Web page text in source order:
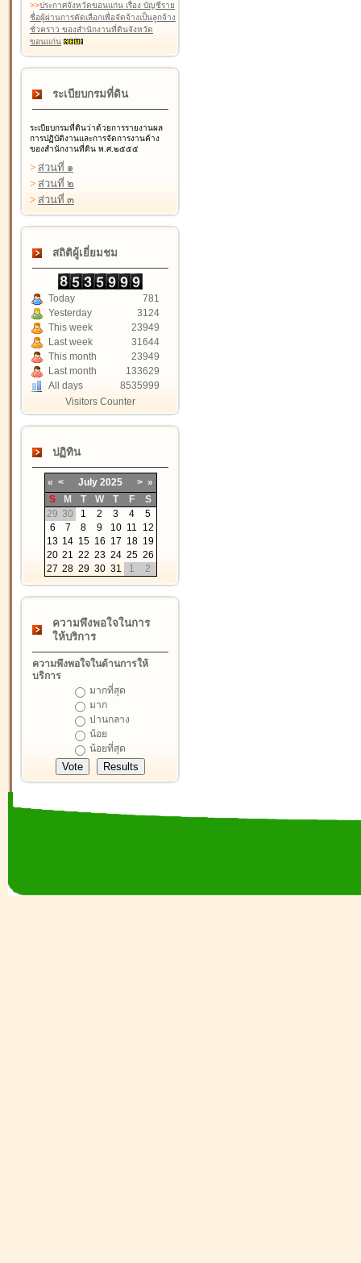
>>ประกาศจังหวัดขอนแก่น เรื่อง บัญชีราย
ชื่อผู้ผ่านการคัดเลือกเพื่อจัดจ้างเป็นลูกจ้าง
ชั่วคราว ของสำนักงานที่ดินจังหวัด
ขอนแก่น
ระเบียบกรมที่ดิน
ระเบียบกรมที่ดินว่าด้วยการรายงานผล
การปฏิบัติงานและการจัดการงานค้าง
ของสำนักงานที่ดิน พ.ศ.๒๕๕๕
> ส่วนที่ ๑
> ส่วนที่ ๒
> ส่วนที่ ๓
สถิติผู้เยี่ยมชม
Today
781
Yesterday
3124
This week
23949
Last week
31644
This month
23949
Last month
133629
All days
8535999
Visitors Counter
ปฏิทิน
« < July 2025 > »
S
M T W T F
S
29 30 1 2 3 4
5
6
7 8 9 10 11
12
13 14 15 16 17 18 19
20 21 22 23 24 25 26
27 28 29 30 31 1 2
ความพึงพอใจในการ
ให้บริการ
ความพึงพอใจในด้านการให้
บริการ
มากที่สุด
มาก
ปานกลาง
น้อย
น้อยที่สุด